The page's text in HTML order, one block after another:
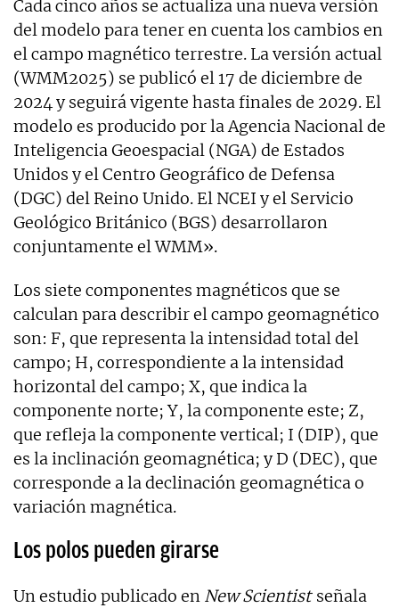
Cada cinco años se actualiza una nueva versión
del modelo para tener en cuenta los cambios en
el campo magnético terrestre. La versión actual
(WMM2025) se publicó el 17 de diciembre de
2024 y seguirá vigente hasta finales de 2029. El
modelo es producido por la Agencia Nacional de
Inteligencia Geoespacial (NGA) de Estados
Unidos y el Centro Geográfico de Defensa
(DGC) del Reino Unido. El NCEI y el Servicio
Geológico Británico (BGS) desarrollaron
conjuntamente el WMM».
Los siete componentes magnéticos que se
calculan para describir el campo geomagnético
son: F, que representa la intensidad total del
campo; H, correspondiente a la intensidad
horizontal del campo; X, que indica la
componente norte; Y, la componente este; Z,
que refleja la componente vertical; I (DIP), que
es la inclinación geomagnética; y D (DEC), que
corresponde a la declinación geomagnética o
variación magnética.
Los polos pueden girarse
Un estudio publicado en New Scientistseñala